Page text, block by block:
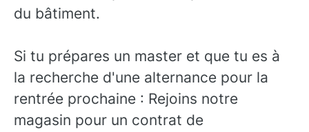
du bâtiment.
Si tu prépares un master et que tu es à
la recherche d'une alternance pour la
rentrée prochaine : Rejoins notre
magasin pour un contrat de